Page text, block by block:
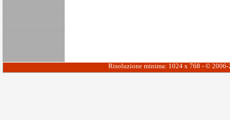
Risoluzione minima: 1024 x 768 - ©